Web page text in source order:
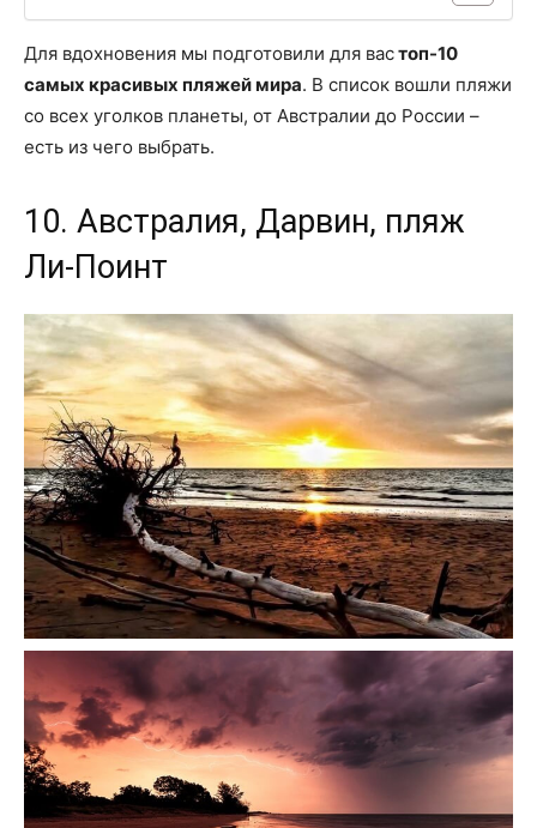
Для вдохновения мы подготовили для вастоп-10
самых красивых пляжей мира. В список вошли пляжи
со всех уголков планеты, от Австралии до России –
есть из чего выбрать.
10. Австралия, Дарвин, пляж
Ли-Поинт